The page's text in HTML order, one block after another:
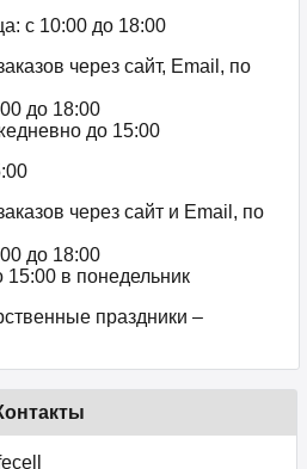
с 10:00 до 18:00
через сайт, Email, по
до 18:00
до 15:00
через сайт и Email, по
до 18:00
15:00 в понедельник
праздники –